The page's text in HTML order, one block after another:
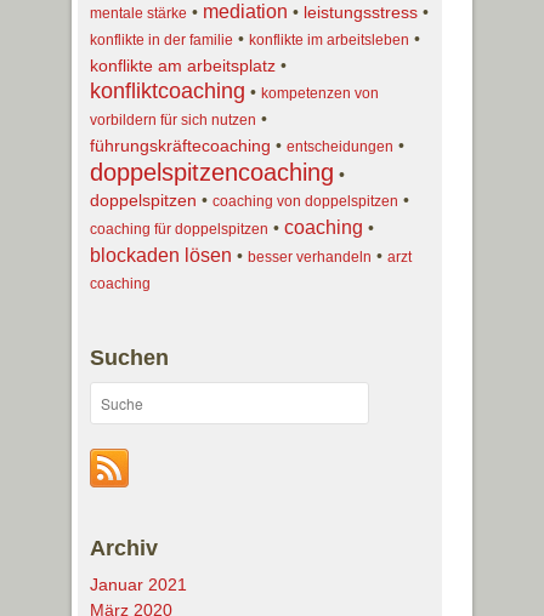
mentale stärke • mediation • leistungsstress •
konflikte in der familie • konflikte im arbeitsleben •
konflikte am arbeitsplatz •
konfliktcoaching • kompetenzen von
vorbildern für sich nutzen •
führungskräftecoaching • entscheidungen •
doppelspitzencoaching •
doppelspitzen • coaching von doppelspitzen •
coaching für doppelspitzen • coaching •
blockaden lösen • besser verhandeln • arzt
coaching
Suchen
Archiv
Januar 2021
März 2020